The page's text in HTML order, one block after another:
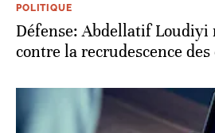
POLITIQUE
Défense: Abdellatif Loudiyi
contre la recrudescence